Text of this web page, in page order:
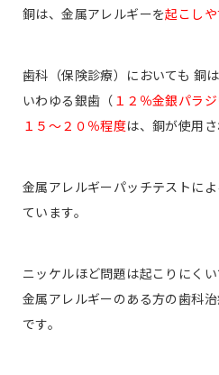
銅は、金属アレルギーを起こし
歯科（保険診療）においても 銅
いわゆる銀歯（ １２％金銀パラ
１５〜２０％程度は、銅が使用さ
金属アレルギーパッチテストに
ています。
ニッケルほど問題は起こりにくい
金属アレルギーのある方の歯科
です。